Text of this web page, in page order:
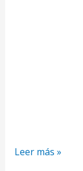
Como
Leer más »